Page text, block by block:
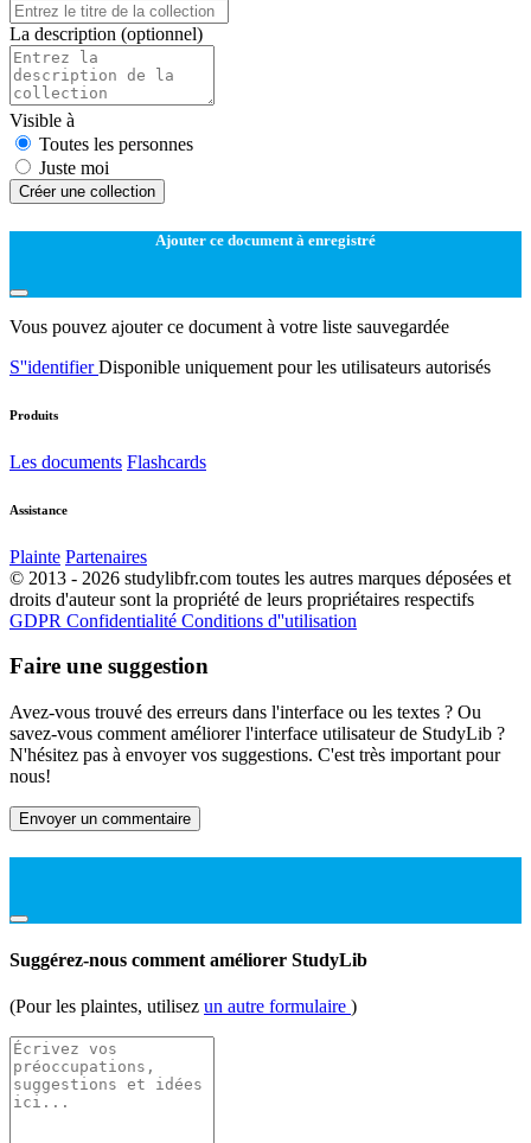
La description (optionnel)
Visible à
Toutes les personnes
Juste moi
Créer une collection
Ajouter ce document à enregistré
Vous pouvez ajouter ce document à votre liste sauvegardée
S''identifierDisponible uniquement pour les utilisateurs autorisés
Produits
Les documents Flashcards
Assistance
Plainte Partenaires
© 2013 - 2026 studylibfr.com toutes les autres marques déposées et
droits d'auteur sont la propriété de leurs propriétaires respectifs
GDPR Confidentialité Conditions d''utilisation
Faire une suggestion
Avez-vous trouvé des erreurs dans l'interface ou les textes ? Ou
savez-vous comment améliorer l'interface utilisateur de StudyLib ?
N'hésitez pas à envoyer vos suggestions. C'est très important pour
nous!
Envoyer un commentaire
Suggérez-nous comment améliorer StudyLib
(Pour les plaintes, utilisez un autre formulaire )